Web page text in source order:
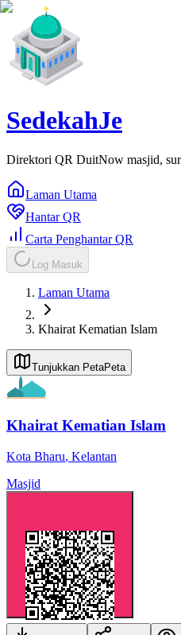
SedekahJe
Direktori QR DuitNow masjid,
Laman Utama
Hantar QR
Carta Penghantar QR
Log Masuk
Laman Utama
Khairat Kematian Islam
Tunjukkan PetaPeta
Khairat Kematian Islam
Kota Bharu, Kelantan
Masjid